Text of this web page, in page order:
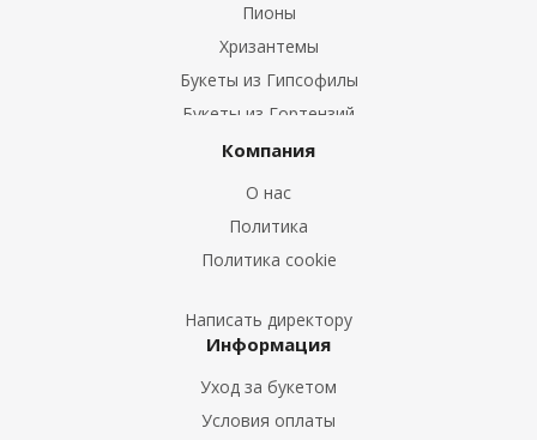
Пионы
Хризантемы
Букеты из Гипсофилы
Букеты из Гортензий
Букеты из Ирисов
Букеты из Эустом
Букеты из Гладиолусов
Букеты из Тюльпанов
Компания
О нас
Политика
Политика cookie
Написать директору
Информация
Уход за букетом
Условия оплаты